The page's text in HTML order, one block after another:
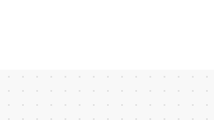
befassen. UX-